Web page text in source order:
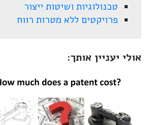
טכנולוגיות ושיטות ייצור
פרויקטים ללא מטרות רווח
אולי יעניין אותך: